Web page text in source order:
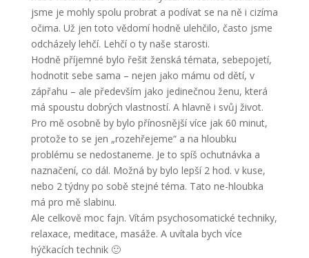
jsme je mohly spolu probrat a podívat se na ně i cizíma
očima. Už jen toto vědomí hodně ulehčilo, často jsme
odcházely lehčí. Lehčí o ty naše starosti.
Hodně příjemné bylo řešit ženská témata, sebepojetí,
hodnotit sebe sama – nejen jako mámu od dětí, v
zápřahu – ale především jako jedinečnou ženu, která
má spoustu dobrých vlastností. A hlavně i svůj život.
Pro mě osobně by bylo přínosnější více jak 60 minut,
protože to se jen „rozehřejeme“ a na hloubku
problému se nedostaneme. Je to spíš ochutnávka a
naznačení, co dál. Možná by bylo lepší 2 hod. v kuse,
nebo 2 týdny po sobě stejné téma. Tato ne-hloubka
má pro mě slabinu.
Ale celkově moc fajn. Vítám psychosomatické techniky,
relaxace, meditace, masáže. A uvítala bych více
hýčkacích technik 🙂